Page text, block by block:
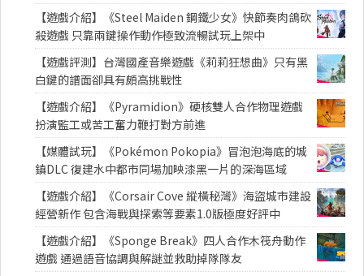
【遊戲介紹】《Steel Maiden 鋼鐵少女》快節奏肉鴿砍
殺遊戲 只靠兩鍵操作動作極致流暢試玩上架中
【遊戲評測】台灣國產音樂遊戲《莉莉狂想曲》只有黑
白鍵的譜面卻具有頗高挑戰性
【遊戲介紹】《Pyramidion》硬核雙人合作物理遊戲
扮演監工或苦工奮力鞭打對方前進
【媒體試玩】《Pokémon Pokopia》冒泡泡海底的城
鎮DLC 復建水中都市同場加映漆黑一片的深海區域
【遊戲介紹】《Corsair Cove 縱橫秘灣》海盜城市建設
經營新作 包含海戰與探索等要素1.0版極度好評中
【遊戲介紹】《Sponge Break》四人合作木筏舟動作
遊戲 通過語音協調與解謎並救助掉隊隊友